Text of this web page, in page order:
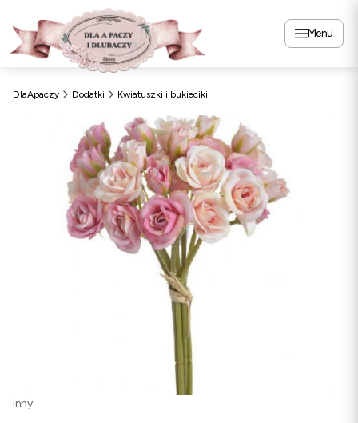
Menu
DlaApaczy Dodatki Kwiatuszki i bukieciki
Inny